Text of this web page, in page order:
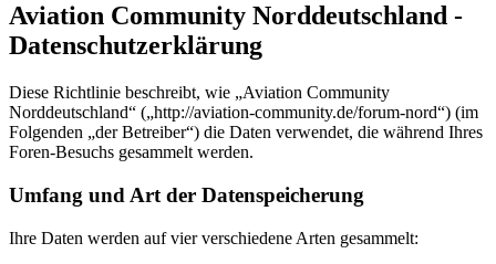
Aviation Community Norddeutschland -
Datenschutzerklärung
Diese Richtlinie beschreibt, wie „Aviation Community
Norddeutschland“ („http://aviation-community.de/forum-nord“) (im
Folgenden „der Betreiber“) die Daten verwendet, die während Ihres
Foren-Besuchs gesammelt werden.
Umfang und Art der Datenspeicherung
Ihre Daten werden auf vier verschiedene Arten gesammelt: